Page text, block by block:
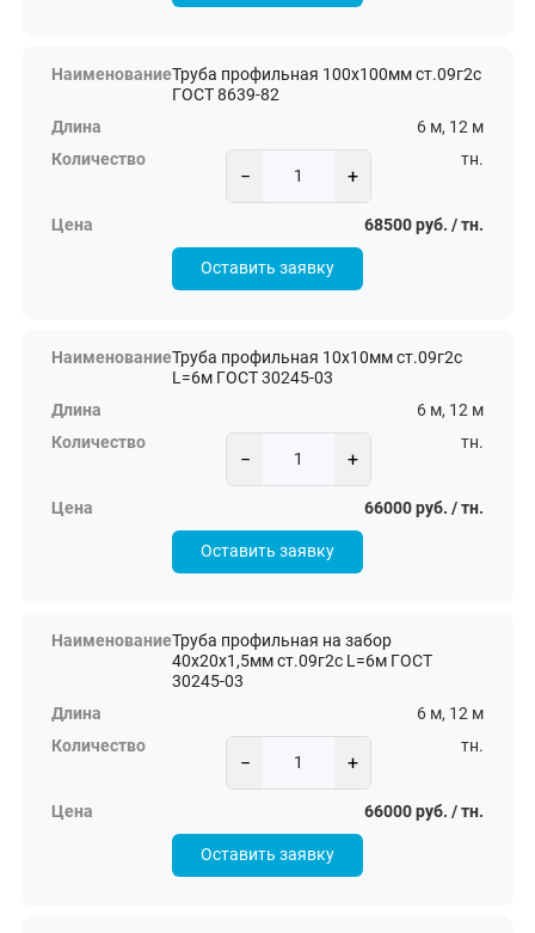
Труба профильная 100х100мм ст.09г2с
ГОСТ 8639-82
6 м, 12 м
− +
тн.
68500 руб. / тн.
Оставить заявку
Труба профильная 10х10мм ст.09г2с
L=6м ГОСТ 30245-03
6 м, 12 м
− +
тн.
66000 руб. / тн.
Оставить заявку
Труба профильная на забор
40х20х1,5мм ст.09г2с L=6м ГОСТ
30245-03
6 м, 12 м
− +
тн.
66000 руб. / тн.
Оставить заявку